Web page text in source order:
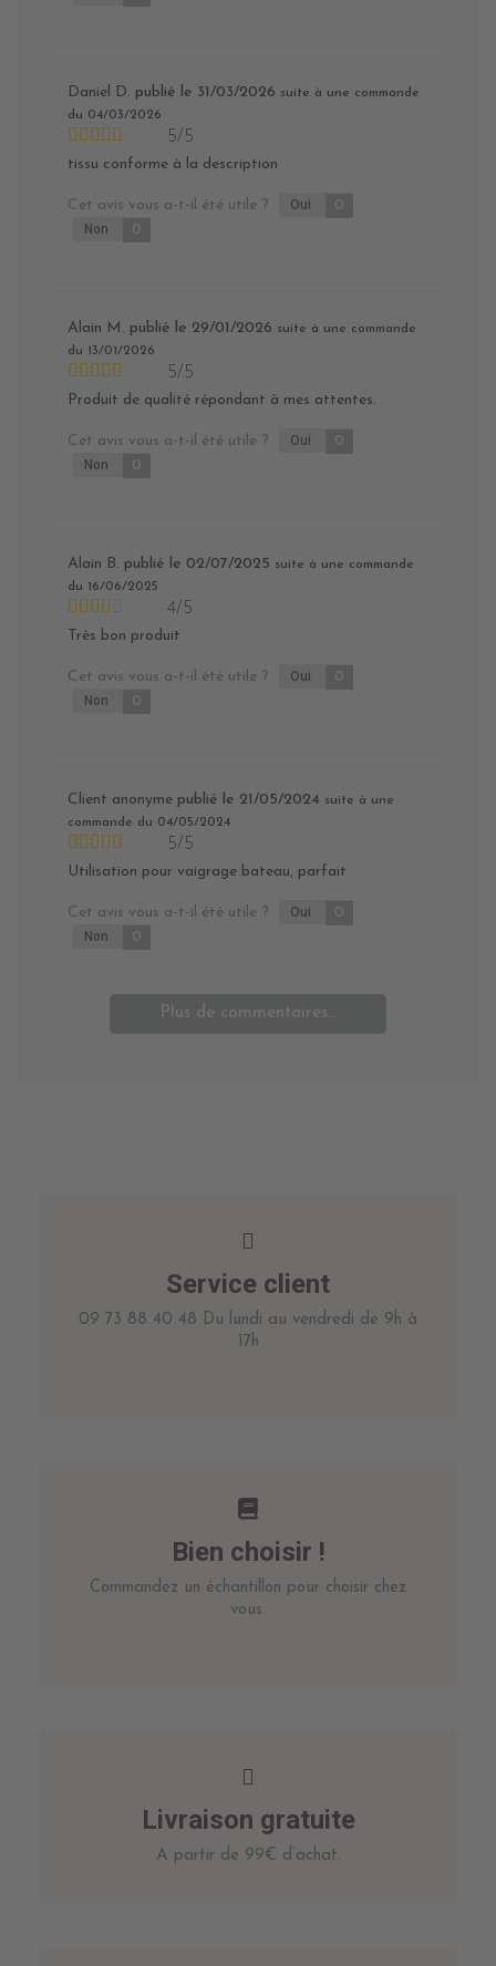
Daniel D. publié le 31/03/2026 suite à une commande
du 04/03/2026
5/5
tissu conforme à la description
Cet avis vous a-t-il été utile ? Oui 0
Non 0
Alain M. publié le 29/01/2026 suite à une commande
du 13/01/2026
5/5
Produit de qualité répondant à mes attentes.
Cet avis vous a-t-il été utile ? Oui 0
Non 0
Alain B. publié le 02/07/2025 suite à une commande
du 16/06/2025
4/5
Très bon produit
Cet avis vous a-t-il été utile ? Oui 0
Non 0
Client anonyme publié le 21/05/2024 suite à une
commande du 04/05/2024
5/5
Utilisation pour vaigrage bateau, parfait
Cet avis vous a-t-il été utile ? Oui 0
Non 0
Plus de commentaires...
Service client
09 73 88 40 48 Du lundi au vendredi de 9h à
17h
Bien choisir !
Commandez un échantillon pour choisir chez
vous.
Livraison gratuite
A partir de 99€ d’achat.